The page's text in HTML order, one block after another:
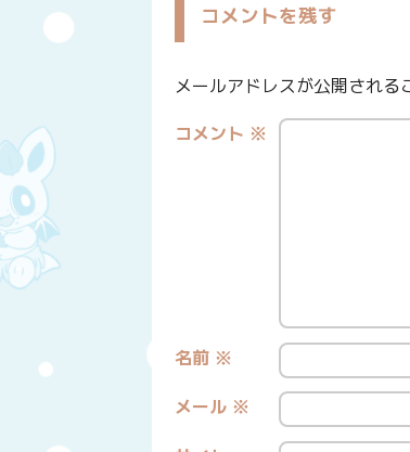
コメントを残す
メールアドレスが公開される
コメント ※
名前 ※
メール ※